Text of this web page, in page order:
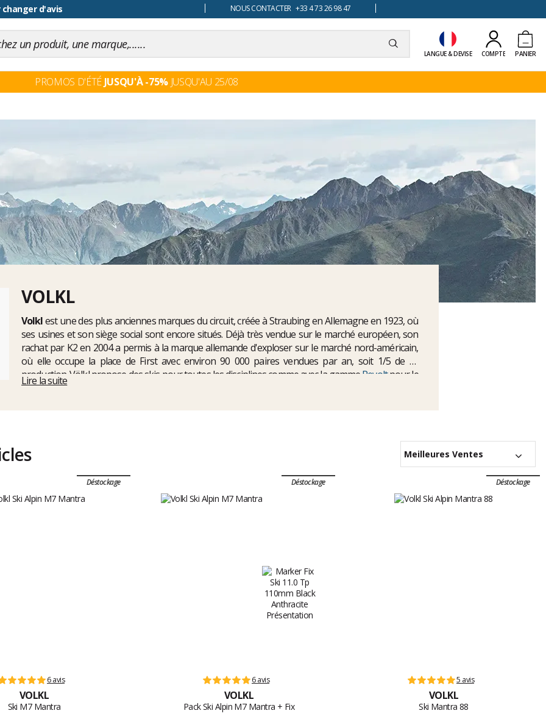
changer d'avis NOUS CONTACTER +33 4 73 26 98 47
LANGUE & DEVISE COMPTE PANIER
PROMOS D'ÉTÉ JUSQU'À -75%JUSQU'AU 25/08
VOLKL
Volklest une des plus anciennes marques du circuit, créée à Straubing en Allemagne en 1923, où
ses usines et son siège social sont encore situés. Déjà très vendue sur le marché européen, son
rachat par K2 en 2004 a permis à la marque allemande d'exploser sur le marché nord-américain,
où elle occupe la place de First avec environ 90 000 paires vendues par an, soit 1/5 de sa
production. Völkl propose des skis pour toutes les disciplines comme avec la gammeRevoltpour le
freestyle, le backcountry et le freeride, ou le
Lire la suite
Meilleures Ventes
Déstockage
6 avis
VOLKL
Ski M7 Mantra
Déstockage
6 avis
VOLKL
Pack Ski Alpin M7 Mantra + Fix
Déstockage
5 avis
VOLKL
Ski Mantra 88